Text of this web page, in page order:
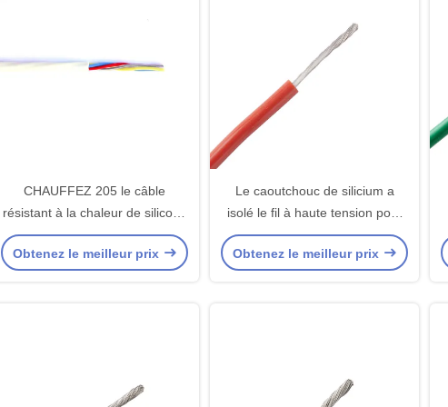
CHAUFFEZ 205 le câble
résistant à la chaleur de silicone
des noyaux 4x16AWG FEP de
MC 4 pour le fil de connexion de
Obtenez le meilleur prix
Le caoutchouc de silicium a
isolé le fil à haute tension pour
l'instrumentation
Obtenez le meilleur prix